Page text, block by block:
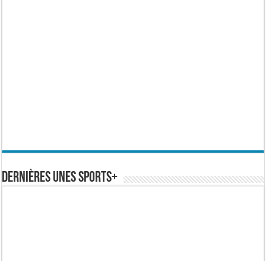
Dernières Unes Sports+